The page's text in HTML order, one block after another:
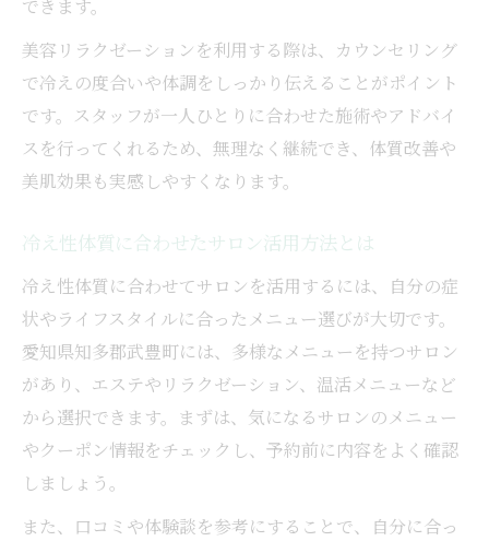
できます。
美容リラクゼーションを利用する際は、カウンセリング
で冷えの度合いや体調をしっかり伝えることがポイント
です。スタッフが一人ひとりに合わせた施術やアドバイ
スを行ってくれるため、無理なく継続でき、体質改善や
美肌効果も実感しやすくなります。
冷え性体質に合わせたサロン活用方法とは
冷え性体質に合わせてサロンを活用するには、自分の症
状やライフスタイルに合ったメニュー選びが大切です。
愛知県知多郡武豊町には、多様なメニューを持つサロン
があり、エステやリラクゼーション、温活メニューなど
から選択できます。まずは、気になるサロンのメニュー
やクーポン情報をチェックし、予約前に内容をよく確認
しましょう。
また、口コミや体験談を参考にすることで、自分に合っ